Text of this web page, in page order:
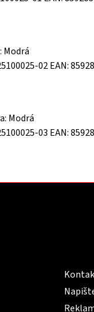
Modrá
02EAN:
Modrá
03 EAN: